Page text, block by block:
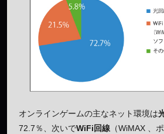
オンラインゲームの主なネット環境は
72.7％、次いでWiFi回線 （WiMAX 、